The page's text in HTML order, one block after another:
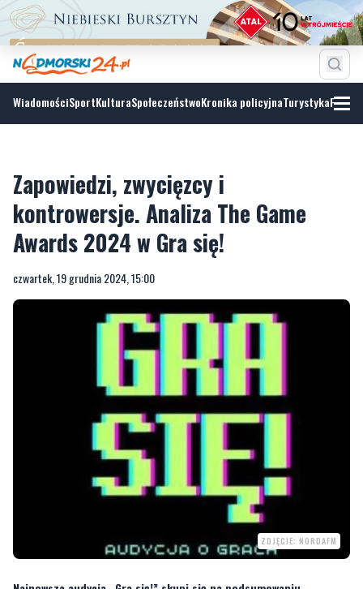
WiadomościSportKulturaSpołeczeństwoKronika policyjnaTurystyka
Zapowiedzi, zwycięzcy i
kontrowersje. Analiza The Game
Awards 2024 w Gra się!
czwartek, 19 grudnia 2024, 15:00